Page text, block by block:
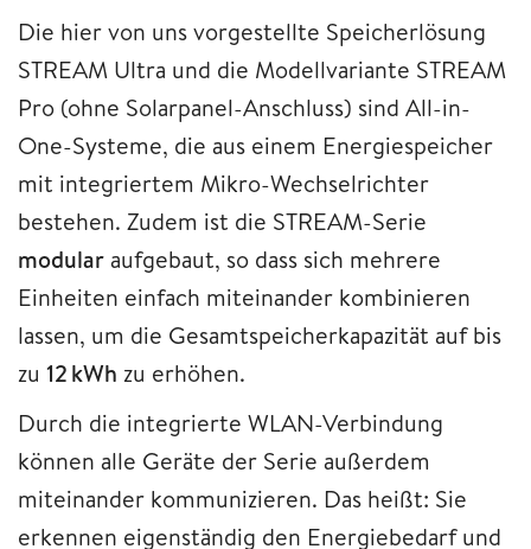
Die hier von uns vorgestellte Speicherlösung
STREAM Ultra und die Modellvariante STREAM
Pro (ohne Solarpanel-Anschluss) sind All-in-
One-Systeme, die aus einem Energiespeicher
mit integriertem Mikro-Wechselrichter
bestehen. Zudem ist die STREAM-Serie
modular aufgebaut, so dass sich mehrere
Einheiten einfach miteinander kombinieren
lassen, um die Gesamtspeicherkapazität auf bis
zu 12 kWh zu erhöhen.
Durch die integrierte WLAN-Verbindung
können alle Geräte der Serie außerdem
miteinander kommunizieren. Das heißt: Sie
erkennen eigenständig den Energiebedarf und